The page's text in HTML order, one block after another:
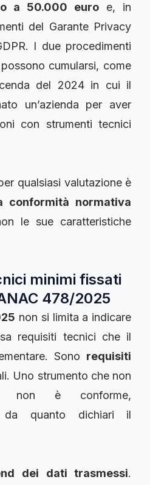
a 50.000 euro e, in
del Garante Privacy
I due procedimenti
cumularsi, come
del 2024 in cui il
un’azienda per aver
con strumenti tecnici
qualsiasi valutazione è
conformità normativa
le sue caratteristiche
minimi fissati
478/2025
non si limita a indicare
requisiti tecnici che il
Sono requisiti
Uno strumento che non
è conforme,
da quanto dichiari il
dei dati trasmessi.